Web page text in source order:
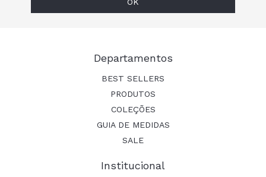
Departamentos
BEST SELLERS
PRODUTOS
COLEÇÕES
GUIA DE MEDIDAS
SALE
Institucional